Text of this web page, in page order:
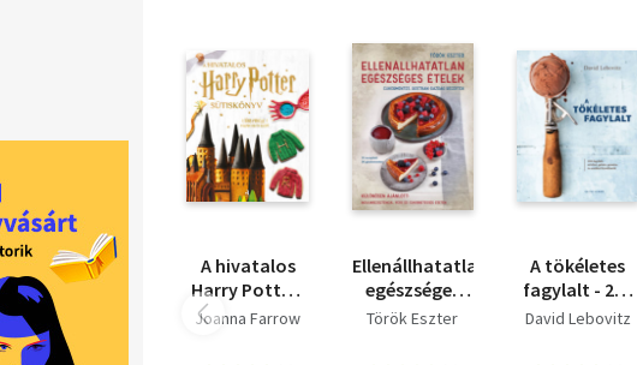
A hivatalos
Harry Potter-
sütiskönyv
Joanna Farrow
Ellenállhatatlan
egészséges
ételek -
Török Eszter
A tökéletes
fagylalt - 200
fagylalt,
David Lebovitz